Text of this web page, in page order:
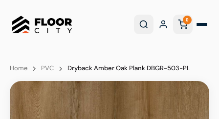
0
Home PVC Dryback Amber Oak Plank DBGR-503-PL